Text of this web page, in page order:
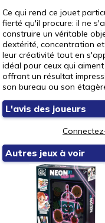
Ce qui rend ce jouet
fierté qu'il procure: il ne
construire un véritable
dextérité, concentration
leur créativité tout en
idéal pour ceux qui
offrant un résultat
son bureau ou son
L'avis des joueurs
Autres jeux à voir